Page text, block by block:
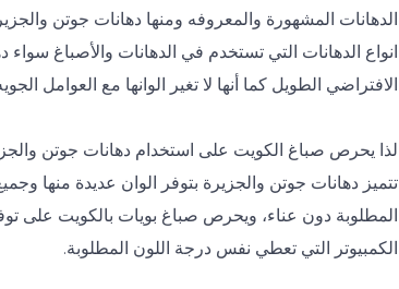
الدهانات المشهورة والمعروفه ومنها دهانات جوتن
انواع الدهانات التي تستخدم في الدهانات والأصباغ سواء
الافتراضي الطويل كما أنها لا تغير الوانها مع العوامل
لذا يحرص صباغ الكويت على استخدام دهانات جوتن
تتميز دهانات جوتن والجزيرة بتوفر الوان عديدة منها
المطلوبة دون عناء، ويحرص صباغ بويات بالكويت على
الكمبيوتر التي تعطي نفس درجة اللون المطلوبة.